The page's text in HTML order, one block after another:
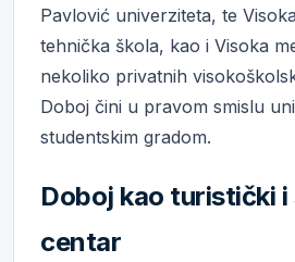
Pavlović univerziteta, te
tehnička škola, kao i Visoka
nekoliko privatnih
Doboj čini u pravom smislu
studentskim gradom.
Doboj kao turistički
centar